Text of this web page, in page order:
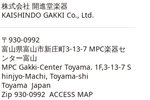
株式会社 開進堂楽器
KAISHINDO GAKKI Co., Ltd.
〒930-0992
富山県富山市新庄町3-13-7 MPC楽器セ
ンター富山
MPC Gakki-Center Toyama. 1F,3-13-7 S
hinjyo-Machi, Toyama-shi
Toyama Japan
Zip 930-0992 ACCESS MAP